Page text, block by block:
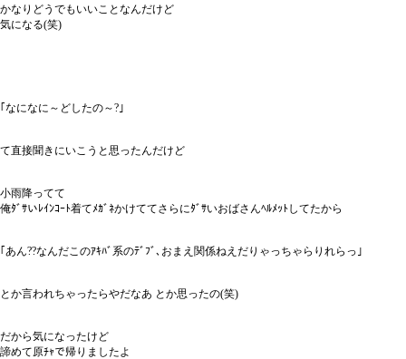
かなりどうでもいいことなんだけど
気になる(笑)
｢なになに～どしたの～?｣
て直接聞きにいこうと思ったんだけど
小雨降ってて
俺ﾀﾞｻいﾚｲﾝｺｰﾄ着てﾒｶﾞﾈかけててさらにﾀﾞｻいおばさんﾍﾙﾒｯﾄしてたから
｢あん??なんだこのｱｷﾊﾞ系のﾃﾞﾌﾞ､おまえ関係ねえだりゃっちゃらりれらっ｣
とか言われちゃったらやだなあ とか思ったの(笑)
だから気になったけど
諦めて原ﾁｬで帰りましたよ